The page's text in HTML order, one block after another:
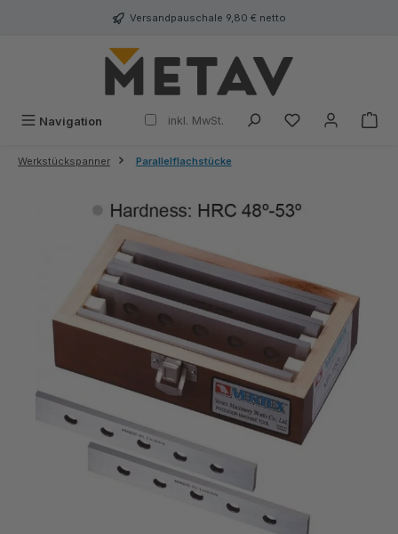
Versandpauschale 9,80 € netto
Navigation inkl. MwSt.
Werkstückspanner Parallelflachstücke